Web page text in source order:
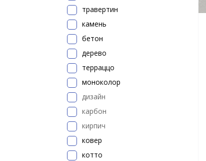
травертин
камень
бетон
дерево
терраццо
моноколор
дизайн
карбон
кирпич
ковер
котто